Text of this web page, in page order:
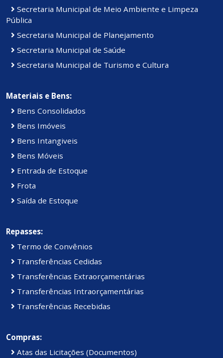
Secretaria Municipal de Meio Ambiente e Limpeza
Pública
Secretaria Municipal de Planejamento
Secretaria Municipal de Saúde
Secretaria Municipal de Turismo e Cultura
Materiais e Bens:
Bens Consolidados
Bens Imóveis
Bens Intangiveis
Bens Móveis
Entrada de Estoque
Frota
Saída de Estoque
Repasses:
Termo de Convênios
Transferências Cedidas
Transferências Extraorçamentárias
Transferências Intraorçamentárias
Transferências Recebidas
Compras:
Atas das Licitações (Documentos)